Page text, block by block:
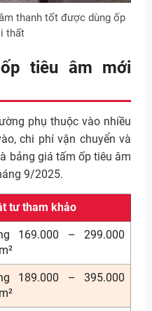
thanh tốt được dùng ốp
thất
tiêu âm mới
phụ thuộc vào nhiều
chi phí vận chuyển và
bảng giá tấm ốp tiêu âm
9/2025.
tư tham khảo
169.000 – 299.000
189.000 – 395.000